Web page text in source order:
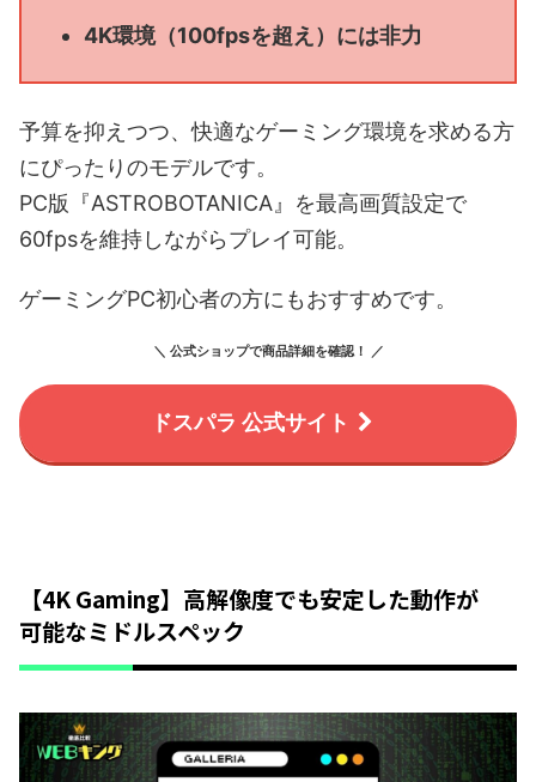
4K環境（100fpsを超え）には非力
予算を抑えつつ、快適なゲーミング環境を求める方
にぴったりのモデルです。
PC版『ASTROBOTANICA』を最高画質設定で
60fpsを維持しながらプレイ可能。
ゲーミングPC初心者の方にもおすすめです。
＼ 公式ショップで商品詳細を確認！ ／
ドスパラ 公式サイト
【4K Gaming】高解像度でも安定した動作が
可能なミドルスペック